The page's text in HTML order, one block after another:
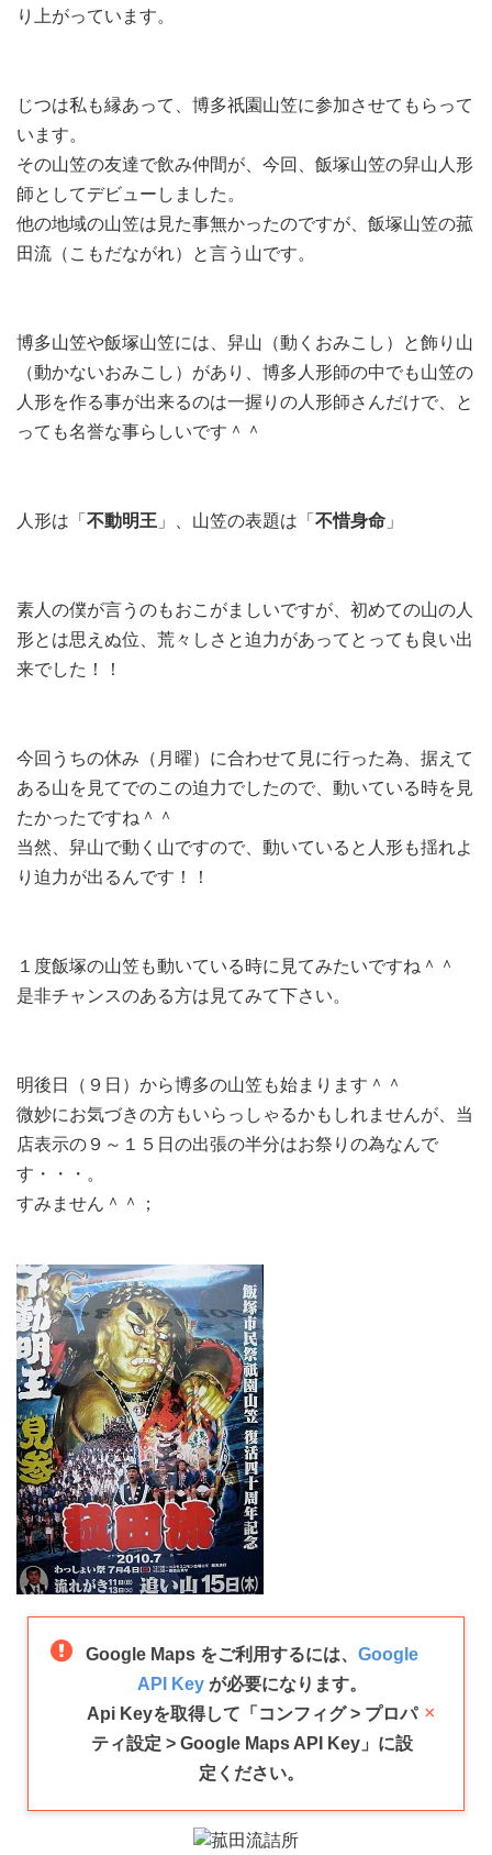
り上がっています。
じつは私も縁あって、博多祇園山笠に参加させてもらって
います。
その山笠の友達で飲み仲間が、今回、飯塚山笠の舁山人形
師としてデビューしました。
他の地域の山笠は見た事無かったのですが、飯塚山笠の菰
田流（こもだながれ）と言う山です。
博多山笠や飯塚山笠には、舁山（動くおみこし）と飾り山
（動かないおみこし）があり、博多人形師の中でも山笠の
人形を作る事が出来るのは一握りの人形師さんだけで、と
っても名誉な事らしいです＾＾
人形は「 不動明王 」、山笠の表題は「 不惜身命 」
素人の僕が言うのもおこがましいですが、初めての山の人
形とは思えぬ位、荒々しさと迫力があってとっても良い出
来でした！！
今回うちの休み（月曜）に合わせて見に行った為、据えて
ある山を見てでのこの迫力でしたので、動いている時を見
たかったですね＾＾
当然、舁山で動く山ですので、動いていると人形も揺れよ
り迫力が出るんです！！
１度飯塚の山笠も動いている時に見てみたいですね＾＾
是非チャンスのある方は見てみて下さい。
明後日（９日）から博多の山笠も始まります＾＾
微妙にお気づきの方もいらっしゃるかもしれませんが、当
店表示の９～１５日の出張の半分はお祭りの為なんで
す・・・。
すみません＾＾；
Google Maps をご利用するには、 Google
API Keyが必要になります。
Api Keyを取得して「コンフィグ > プロパ
ティ設定 > Google Maps API Key」に設
定ください。
×